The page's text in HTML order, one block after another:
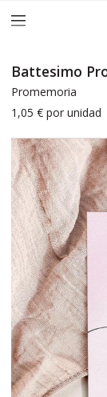
Battesimo
Promemoria
1,05 € por unidad